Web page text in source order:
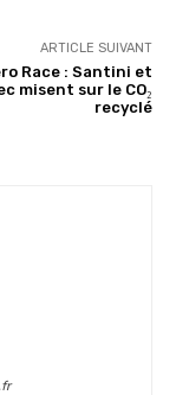
ARTICLE SUIVANT
Race : Santini et
misent sur le CO₂
recyclé